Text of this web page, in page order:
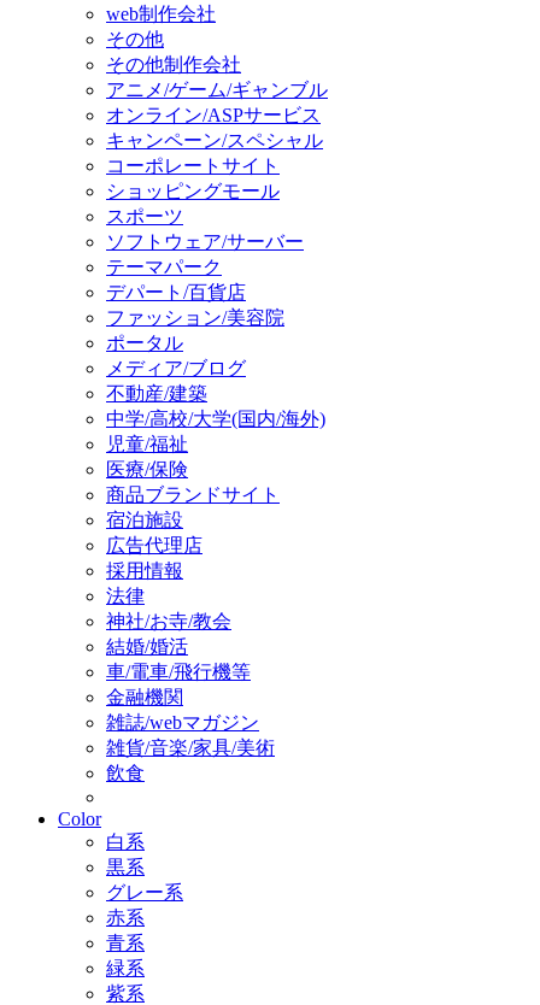
web制作会社
その他
その他制作会社
アニメ/ゲーム/ギャンブル
オンライン/ASPサービス
キャンペーン/スペシャル
コーポレートサイト
ショッピングモール
スポーツ
ソフトウェア/サーバー
テーマパーク
デパート/百貨店
ファッション/美容院
ポータル
メディア/ブログ
不動産/建築
中学/高校/大学(国内/海外)
児童/福祉
医療/保険
商品ブランドサイト
宿泊施設
広告代理店
採用情報
法律
神社/お寺/教会
結婚/婚活
車/電車/飛行機等
金融機関
雑誌/webマガジン
雑貨/音楽/家具/美術
飲食
Color
白系
黒系
グレー系
赤系
青系
緑系
紫系